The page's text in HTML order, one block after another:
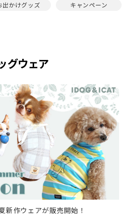
出かけグッズ キャンペーン
グウェア
新作ウェアが販売開始！